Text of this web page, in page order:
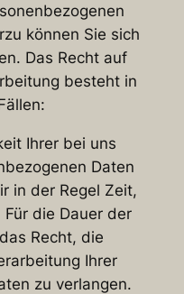
können Sie sich
Das Recht auf
besteht in
Ihrer bei uns
Daten
in der Regel Zeit,
die Dauer der
Recht, die
Ihrer
zu verlangen.